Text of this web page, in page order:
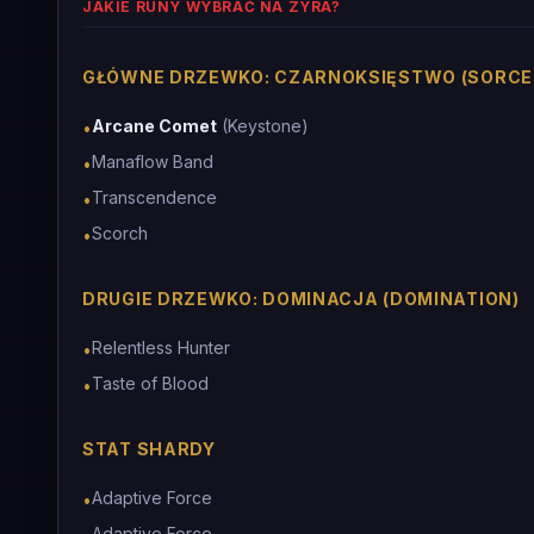
JAKIE RUNY WYBRAĆ NA ZYRA?
GŁÓWNE DRZEWKO: CZARNOKSIĘSTWO
•Arcane Comet (Keystone)
•Manaflow Band
•Transcendence
•Scorch
DRUGIE DRZEWKO: DOMINACJA (DOMINATION)
•Relentless Hunter
•Taste of Blood
STAT SHARDY
•Adaptive Force